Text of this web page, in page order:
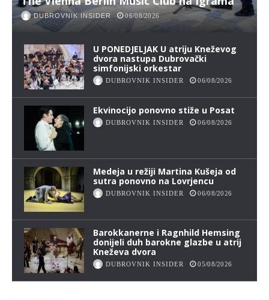
DUBROVNIK INSIDER 06/08/2026
U PONEDJELJAK U atriju Kneževog
dvora nastupa Dubrovački
simfonijski orkestar
DUBROVNIK INSIDER 06/08/2026
Ekvinocijo ponovno stiže u Posat
DUBROVNIK INSIDER 06/08/2026
Medeja u režiji Martina Kušeja od
sutra ponovno na Lovrjencu
DUBROVNIK INSIDER 06/08/2026
Barokkanerne i Ragnhild Hemsing
donijeli duh barokne glazbe u atrij
Kneževa dvora
DUBROVNIK INSIDER 05/08/2026